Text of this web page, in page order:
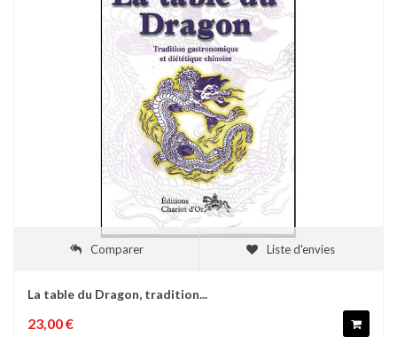
Comparer Liste d'envies
La table du Dragon, tradition...
23,00 €